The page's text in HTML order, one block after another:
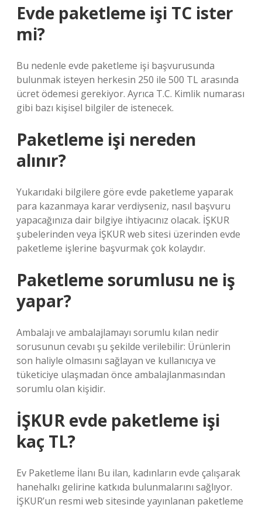
Evde paketleme işi TC ister
mi?
Bu nedenle evde paketleme işi başvurusunda
bulunmak isteyen herkesin 250 ile 500 TL arasında
ücret ödemesi gerekiyor. Ayrıca T.C. Kimlik numarası
gibi bazı kişisel bilgiler de istenecek.
Paketleme işi nereden
alınır?
Yukarıdaki bilgilere göre evde paketleme yaparak
para kazanmaya karar verdiyseniz, nasıl başvuru
yapacağınıza dair bilgiye ihtiyacınız olacak. İŞKUR
şubelerinden veya İŞKUR web sitesi üzerinden evde
paketleme işlerine başvurmak çok kolaydır.
Paketleme sorumlusu ne iş
yapar?
Ambalajı ve ambalajlamayı sorumlu kılan nedir
sorusunun cevabı şu şekilde verilebilir: Ürünlerin
son haliyle olmasını sağlayan ve kullanıcıya ve
tüketiciye ulaşmadan önce ambalajlanmasından
sorumlu olan kişidir.
İŞKUR evde paketleme işi
kaç TL?
Ev Paketleme İlanı Bu ilan, kadınların evde çalışarak
hanehalkı gelirine katkıda bulunmalarını sağlıyor.
İŞKUR’un resmi web sitesinde yayınlanan paketleme